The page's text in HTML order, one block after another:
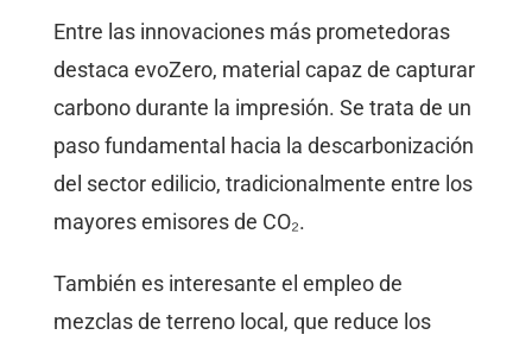
Entre las innovaciones más prometedoras
destaca evoZero, material capaz de capturar
carbono durante la impresión. Se trata de un
paso fundamental hacia la descarbonización
del sector edilicio, tradicionalmente entre los
mayores emisores de CO₂.
También es interesante el empleo de
mezclas de terreno local, que reduce los